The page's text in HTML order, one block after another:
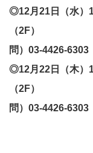
◎12月21日（水）
（2F）
問）03-4426-
◎12月22日（木）
（2F）
問）03-4426-